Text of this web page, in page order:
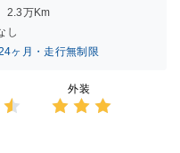
2.3万Km
し
ヶ月・走行無制限
外装